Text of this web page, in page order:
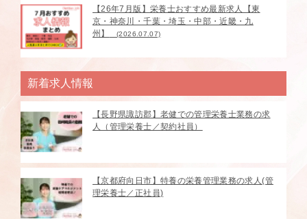
【26年7月版】栄養士おすすめ最新求人【東
京・神奈川・千葉・埼玉・中部・近畿・九
州】
(2026.07.07)
新着求人情報
【長野県諏訪郡】老健での管理栄養士業務の求
人（管理栄養士／契約社員）
【京都府向日市】特養の栄養管理業務の求人(管
理栄養士／正社員)